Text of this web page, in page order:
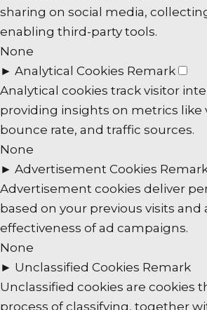
sharing on social media,
enabling third-party tools.
None
► Analytical Cookies Remark
Analytical cookies track visitor
providing insights on metrics like
bounce rate, and traffic sources.
None
► Advertisement Cookies
Advertisement cookies deliver
based on your previous visits and
effectiveness of ad campaigns.
None
► Unclassified Cookies Remark
Unclassified cookies are cookies
process of classifying, together